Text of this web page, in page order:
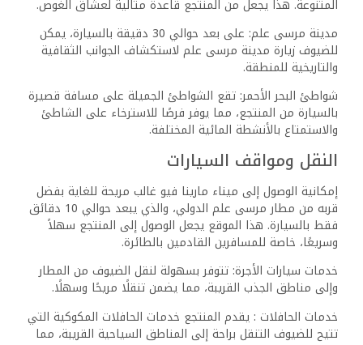
تضمن هذه الخدمات المتنوعة والمتكاملة أن يتمكن الضيوف من
الاستمتاع بإقامتهم في ميناء مارينا فيو غالب، والاستفادة
القصوى من الوقت والفرص المتاحة لاستكشاف جمال بورت غالب
والمناطق المجاورة.
التسعير والقيمة
يقدم ميناء مارينا فيو غالب مجموعة متنوعة من خيارات التسعير
التي تلبي احتياجات الضيوف المختلفين، مع التركيز على تقديم
قيمة عالية من خلال خدمات متميزة وتجارب فريدة.
الأسعار وخيارات الغرف
تتنوع أسعار الغرف في مارينا فيو بورت غالب وفقًا لنوع الغرفة
والفترة الزمنية التي يتم فيها الحجز. بشكل عام، تتراوح الأسعار
بين 50 دولارًا و100 دولارًا في الليلة للغرف العادية، مع
اختلافات تعتمد على الموسم ومستوى الطلب.
الغرف العادية: مجهزة بوسائل الراحة الأساسية مثل تكييف
الهواء، وخدمة الواي فاي المجانية، وحمامات خاصة، مما يوفر